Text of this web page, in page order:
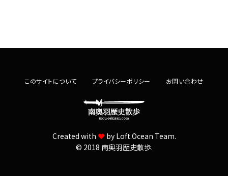
このサイトについて プライバシーポリシー お問い合わせ
Created with by Loft.Ocean Team.
© 2018 南奥羽歴史散歩.